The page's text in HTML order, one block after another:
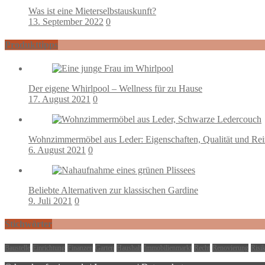
Was ist eine Mieterselbstauskunft?
13. September 2022 0
Produkttipps
Der eigene Whirlpool – Wellness für zu Hause
17. August 2021 0
Wohnzimmermöbel aus Leder: Eigenschaften, Qualität und
6. August 2021 0
Beliebte Alternativen zur klassischen Gardine
9. Juli 2021 0
Stichwörter
Baustelle Einrichtung Finanzen Garten Haushalt Immobilienmarkt Recht Renovierung Risiko